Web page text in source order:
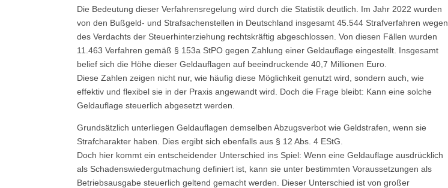
Die Bedeutung dieser Verfahrensregelung wird durch die Statistik deutlich. Im Jahr 2022 wurden
von den Bußgeld- und Strafsachenstellen in Deutschland insgesamt 45.544 Strafverfahren wegen
des Verdachts der Steuerhinterziehung rechtskräftig abgeschlossen. Von diesen Fällen wurden
11.463 Verfahren gemäß § 153a StPO gegen Zahlung einer Geldauflage eingestellt. Insgesamt
belief sich die Höhe dieser Geldauflagen auf beeindruckende 40,7 Millionen Euro.
Diese Zahlen zeigen nicht nur, wie häufig diese Möglichkeit genutzt wird, sondern auch, wie
effektiv und flexibel sie in der Praxis angewandt wird. Doch die Frage bleibt: Kann eine solche
Geldauflage steuerlich abgesetzt werden.
Grundsätzlich unterliegen Geldauflagen demselben Abzugsverbot wie Geldstrafen, wenn sie
Strafcharakter haben. Dies ergibt sich ebenfalls aus § 12 Abs. 4 EStG.
Doch hier kommt ein entscheidender Unterschied ins Spiel: Wenn eine Geldauflage ausdrücklich
als Schadenswiedergutmachung definiert ist, kann sie unter bestimmten Voraussetzungen als
Betriebsausgabe steuerlich geltend gemacht werden. Dieser Unterschied ist von großer